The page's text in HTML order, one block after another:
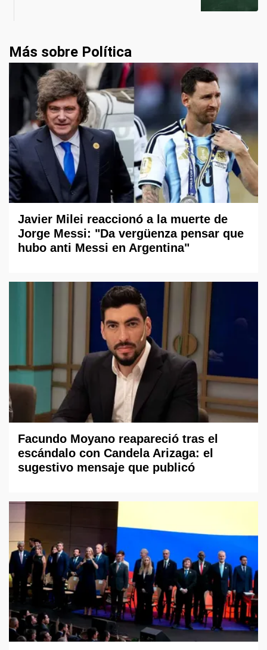
Más sobre Política
Javier Milei reaccionó a la muerte de
Jorge Messi: "Da vergüenza pensar que
hubo anti Messi en Argentina"
Facundo Moyano reapareció tras el
escándalo con Candela Arizaga: el
sugestivo mensaje que publicó